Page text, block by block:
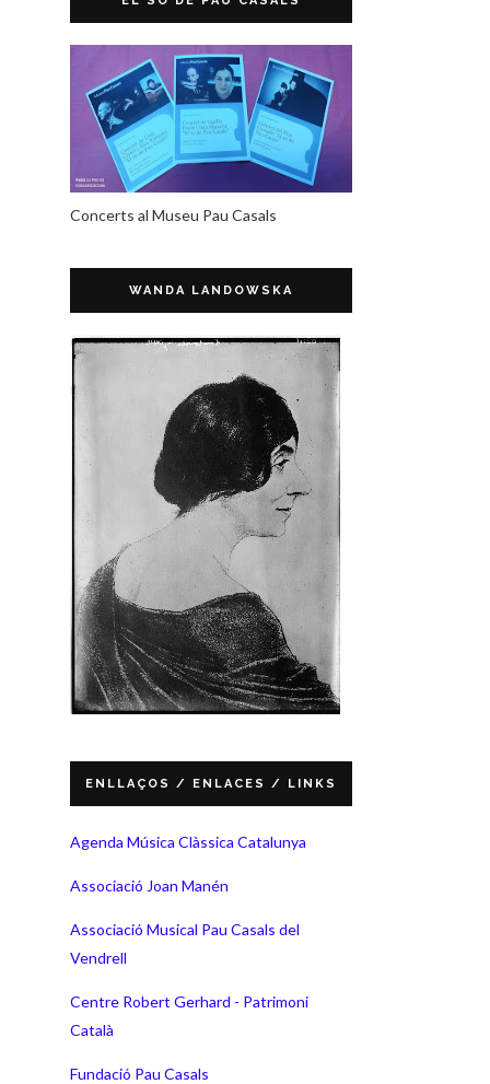
Concerts al Museu Pau Casals
WANDA LANDOWSKA
ENLLAÇOS / ENLACES / LINKS
Agenda Música Clàssica Catalunya
Associació Joan Manén
Associació Musical Pau Casals del
Vendrell
Centre Robert Gerhard - Patrimoni
Català
Fundació Pau Casals